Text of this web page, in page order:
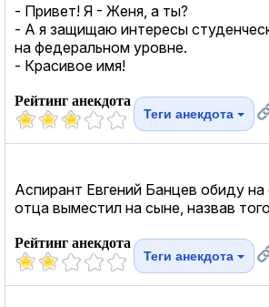
- Привет! Я - Женя, а ты?
- А я защищаю интересы
на федеральном уровне.
- Красивое имя!
Рейтинг анекдота
Теги анекдота
Аспирант Евгений Банцев обиду на
отца выместил на сыне, назвав
Рейтинг анекдота
Теги анекдота